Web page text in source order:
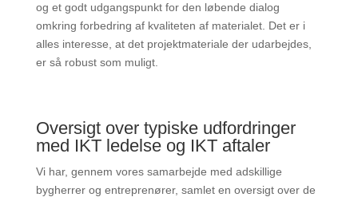
og et godt udgangspunkt for den løbende dialog
omkring forbedring af kvaliteten af materialet. Det er i
alles interesse, at det projektmateriale der udarbejdes,
er så robust som muligt.
Oversigt over typiske udfordringer
med IKT ledelse og IKT aftaler
Vi har, gennem vores samarbejde med adskillige
bygherrer og entreprenører, samlet en oversigt over de